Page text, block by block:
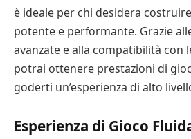
è ideale per chi desidera
potente e performante. Grazie
avanzate e alla compatibilità con
potrai ottenere prestazioni di
goderti un’esperienza di alto
Esperienza di Gioco